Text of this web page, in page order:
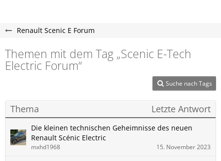
Renault Scenic E Forum
Themen mit dem Tag „Scenic E-Tech
Electric Forum“
Suche nach Tags
Thema Letzte Antwort
Die kleinen technischen Geheimnisse des neuen
Renault Scénic Electric
mxhd1968 15. November 2023